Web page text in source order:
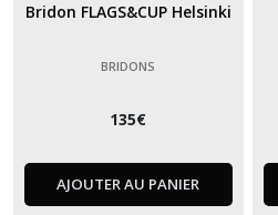
Bridon FLAGS&CUP Helsinki
BRIDONS
135€
AJOUTER AU PANIER